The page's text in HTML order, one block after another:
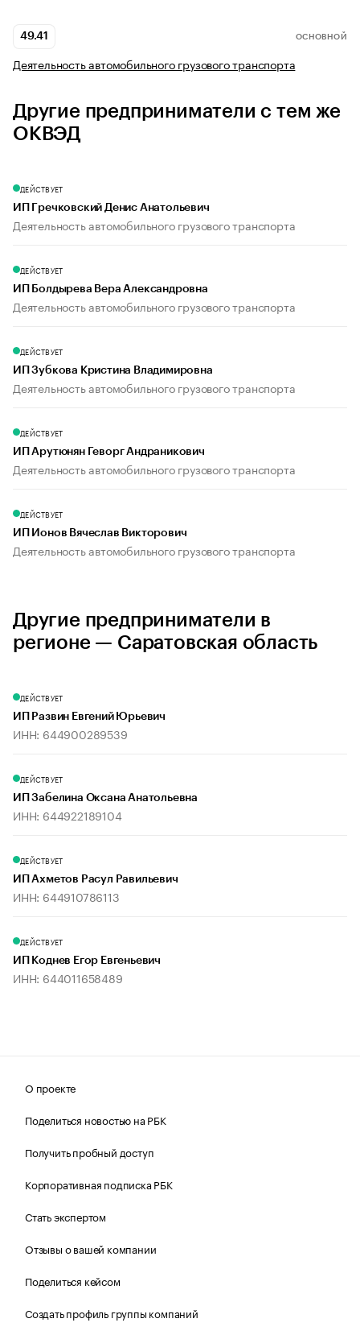
49.41 ОСНОВНОЙ
Деятельность автомобильного грузового транспорта
Другие предприниматели с тем же
ОКВЭД
ДЕЙСТВУЕТ
ИП Гречковский Денис Анатольевич
Деятельность автомобильного грузового транспорта
ДЕЙСТВУЕТ
ИП Болдырева Вера Александровна
Деятельность автомобильного грузового транспорта
ДЕЙСТВУЕТ
ИП Зубкова Кристина Владимировна
Деятельность автомобильного грузового транспорта
ДЕЙСТВУЕТ
ИП Арутюнян Геворг Андраникович
Деятельность автомобильного грузового транспорта
ДЕЙСТВУЕТ
ИП Ионов Вячеслав Викторович
Деятельность автомобильного грузового транспорта
Другие предприниматели в
регионе — Саратовская область
ДЕЙСТВУЕТ
ИП Развин Евгений Юрьевич
ИНН: 644900289539
ДЕЙСТВУЕТ
ИП Забелина Оксана Анатольевна
ИНН: 644922189104
ДЕЙСТВУЕТ
ИП Ахметов Расул Равильевич
ИНН: 644910786113
ДЕЙСТВУЕТ
ИП Коднев Егор Евгеньевич
ИНН: 644011658489
О проекте
Поделиться новостью на РБК
Получить пробный доступ
Корпоративная подписка РБК
Стать экспертом
Отзывы о вашей компании
Поделиться кейсом
Создать профиль группы компаний